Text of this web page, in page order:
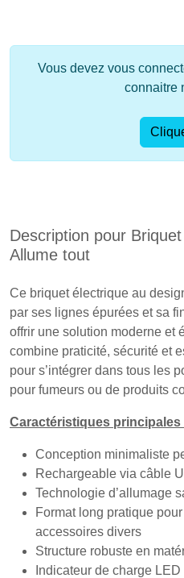
Vous devez vous
connaitre
Description pour
Allume tout
Ce briquet électrique au
par ses lignes épurées et sa
offrir une solution moderne et
combine praticité, sécurité et
pour s’intégrer dans tous les
pour fumeurs ou de produits
Caractéristiques principales
Conception minimaliste
Rechargeable via câble
Technologie d’allumage
Format long pratique
accessoires divers
Structure robuste en
Indicateur de charge